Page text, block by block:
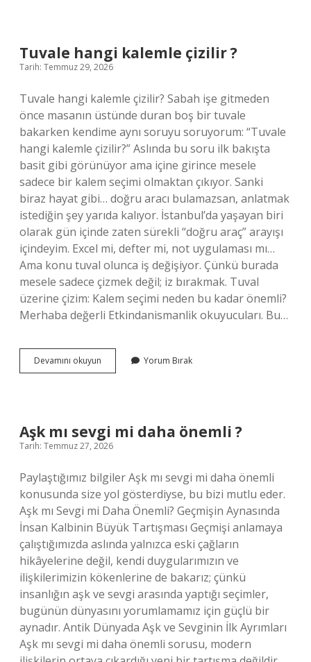
Tuvale hangi kalemle çizilir ?
Tarih: Temmuz 29, 2026
Tuvale hangi kalemle çizilir? Sabah işe gitmeden
önce masanın üstünde duran boş bir tuvale
bakarken kendime aynı soruyu soruyorum: “Tuvale
hangi kalemle çizilir?” Aslında bu soru ilk bakışta
basit gibi görünüyor ama içine girince mesele
sadece bir kalem seçimi olmaktan çıkıyor. Sanki
biraz hayat gibi… doğru aracı bulamazsan, anlatmak
istediğin şey yarıda kalıyor. İstanbul’da yaşayan biri
olarak gün içinde zaten sürekli “doğru araç” arayışı
içindeyim. Excel mi, defter mi, not uygulaması mı…
Ama konu tuval olunca iş değişiyor. Çünkü burada
mesele sadece çizmek değil; iz bırakmak. Tuval
üzerine çizim: Kalem seçimi neden bu kadar önemli?
Merhaba değerli Etkindanismanlik okuyucuları. Bu…
Devamını okuyun
hangi
Yorum Bırak
Aşk mı sevgi mi daha önemli ?
Tarih: Temmuz 27, 2026
Paylaştığımız bilgiler Aşk mı sevgi mi daha önemli
konusunda size yol gösterdiyse, bu bizi mutlu eder.
Aşk mı Sevgi mi Daha Önemli? Geçmişin Aynasında
İnsan Kalbinin Büyük Tartışması Geçmişi anlamaya
çalıştığımızda aslında yalnızca eski çağların
hikâyelerine değil, kendi duygularımızın ve
ilişkilerimizin kökenlerine de bakarız; çünkü
insanlığın aşk ve sevgi arasında yaptığı seçimler,
bugünün dünyasını yorumlamamız için güçlü bir
aynadır. Antik Dünyada Aşk ve Sevginin İlk Ayrımları
Aşk mı sevgi mi daha önemli sorusu, modern